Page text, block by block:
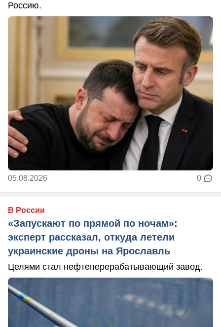
Россию.
05.08.2026 0
В России
«Запускают по прямой по ночам»:
эксперт рассказал, откуда летели
украинские дроны на Ярославль
Целями стал нефтеперерабатывающий завод.